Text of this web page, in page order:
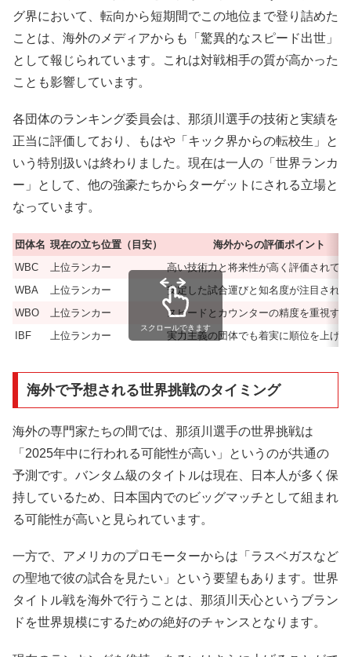
グ界において、転向から短期間でこの地位まで登り詰めた
ことは、海外のメディアからも「驚異的なスピード出世」
として報じられています。これは対戦相手の質が高かった
ことも影響しています。
各団体のランキング委員会は、那須川選手の技術と実績を
正当に評価しており、もはや「キック界からの転校生」と
いう特別扱いは終わりました。現在は一人の「世界ランカ
ー」として、他の強豪たちからターゲットにされる立場と
なっています。
団体名 現在の立ち位置（目安）
海外からの評価ポイント
WBC
上位ランカー
高い技術力と将来性が高く評価されて
WBA
上位ランカー
安定した試合運びと知名度が注目され
WBO
上位ランカー
スピードとカウンターの精度を重視す
IBF
上位ランカー 実力主義の団体でも着実に順位を上げ
スクロールできます
海外で予想される世界挑戦のタイミング
海外の専門家たちの間では、那須川選手の世界挑戦は
「2025年中に行われる可能性が高い」というのが共通の
予測です。バンタム級のタイトルは現在、日本人が多く保
持しているため、日本国内でのビッグマッチとして組まれ
る可能性が高いと見られています。
一方で、アメリカのプロモーターからは「ラスベガスなど
の聖地で彼の試合を見たい」という要望もあります。世界
タイトル戦を海外で行うことは、那須川天心というブラン
ドを世界規模にするための絶好のチャンスとなります。